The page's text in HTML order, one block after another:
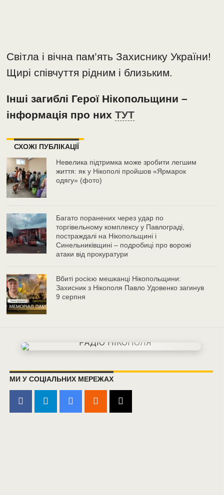
Світла і вічна пам’ять Захиснику України!
Щирі співчуття рідним і близьким.
Інші загиблі Герої Нікопольщини –
інформація про нихТУТ
СХОЖІ ПУБЛІКАЦІЇ
Невелика підтримка може зробити легшим
життя: як у Нікополі пройшов «Ярмарок
одягу» (фото)
Багато поранених через удар по
торгівельному комплексу у Павлограді,
постраждалі на Нікопольщині і
Синельниківщині – подробиці про ворожі
атаки від прокуратури
Вбиті росією мешканці Нікопольщини:
Захисник з Нікополя Павло Удовенко загинув
9 серпня
МИ У СОЦІАЛЬНИХ МЕРЕЖАХ